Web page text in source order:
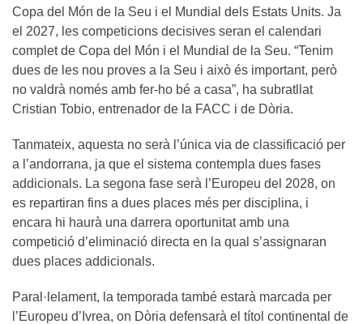
Copa del Món de la Seu i el Mundial dels Estats Units. Ja
el 2027, les competicions decisives seran el calendari
complet de Copa del Món i el Mundial de la Seu. “Tenim
dues de les nou proves a la Seu i això és important, però
no valdrà només amb fer-ho bé a casa”, ha subratllat
Cristian Tobio, entrenador de la FACC i de Dòria.
Tanmateix, aquesta no serà l’única via de classificació per
a l’andorrana, ja que el sistema contempla dues fases
addicionals. La segona fase serà l’Europeu del 2028, on
es repartiran fins a dues places més per disciplina, i
encara hi haurà una darrera oportunitat amb una
competició d’eliminació directa en la qual s’assignaran
dues places addicionals.
Paral·lelament, la temporada també estarà marcada per
l’Europeu d’Ivrea, on Dòria defensarà el títol continental de